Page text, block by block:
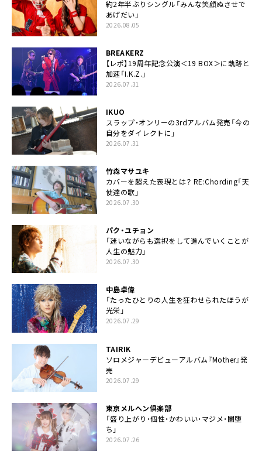
約2年半ぶりシングル「みんな笑顔ぬさせで
あげだい」
2026.08.05
BREAKERZ
【レポ】19周年記念公演＜19 BOX＞に軌跡と
加速「I.K.Z.」
2026.07.31
IKUO
スラップ・オンリーの3rdアルバム発売「今の
自分をダイレクトに」
2026.07.31
竹森マサユキ
カバーを超えた表現とは？ RE:Chording「天
使達の歌」
2026.07.30
パク・ユチョン
「迷いながらも選択をして進んでいくことが
人生の魅力」
2026.07.30
中島卓偉
「たったひとりの人生を狂わせられたほうが
光栄」
2026.07.29
TAIRIK
ソロメジャーデビューアルバム『Mother』発
売
2026.07.29
東京メルヘン倶楽部
「盛り上がり・個性・かわいい・マジメ・闇堕
ち」
2026.07.26